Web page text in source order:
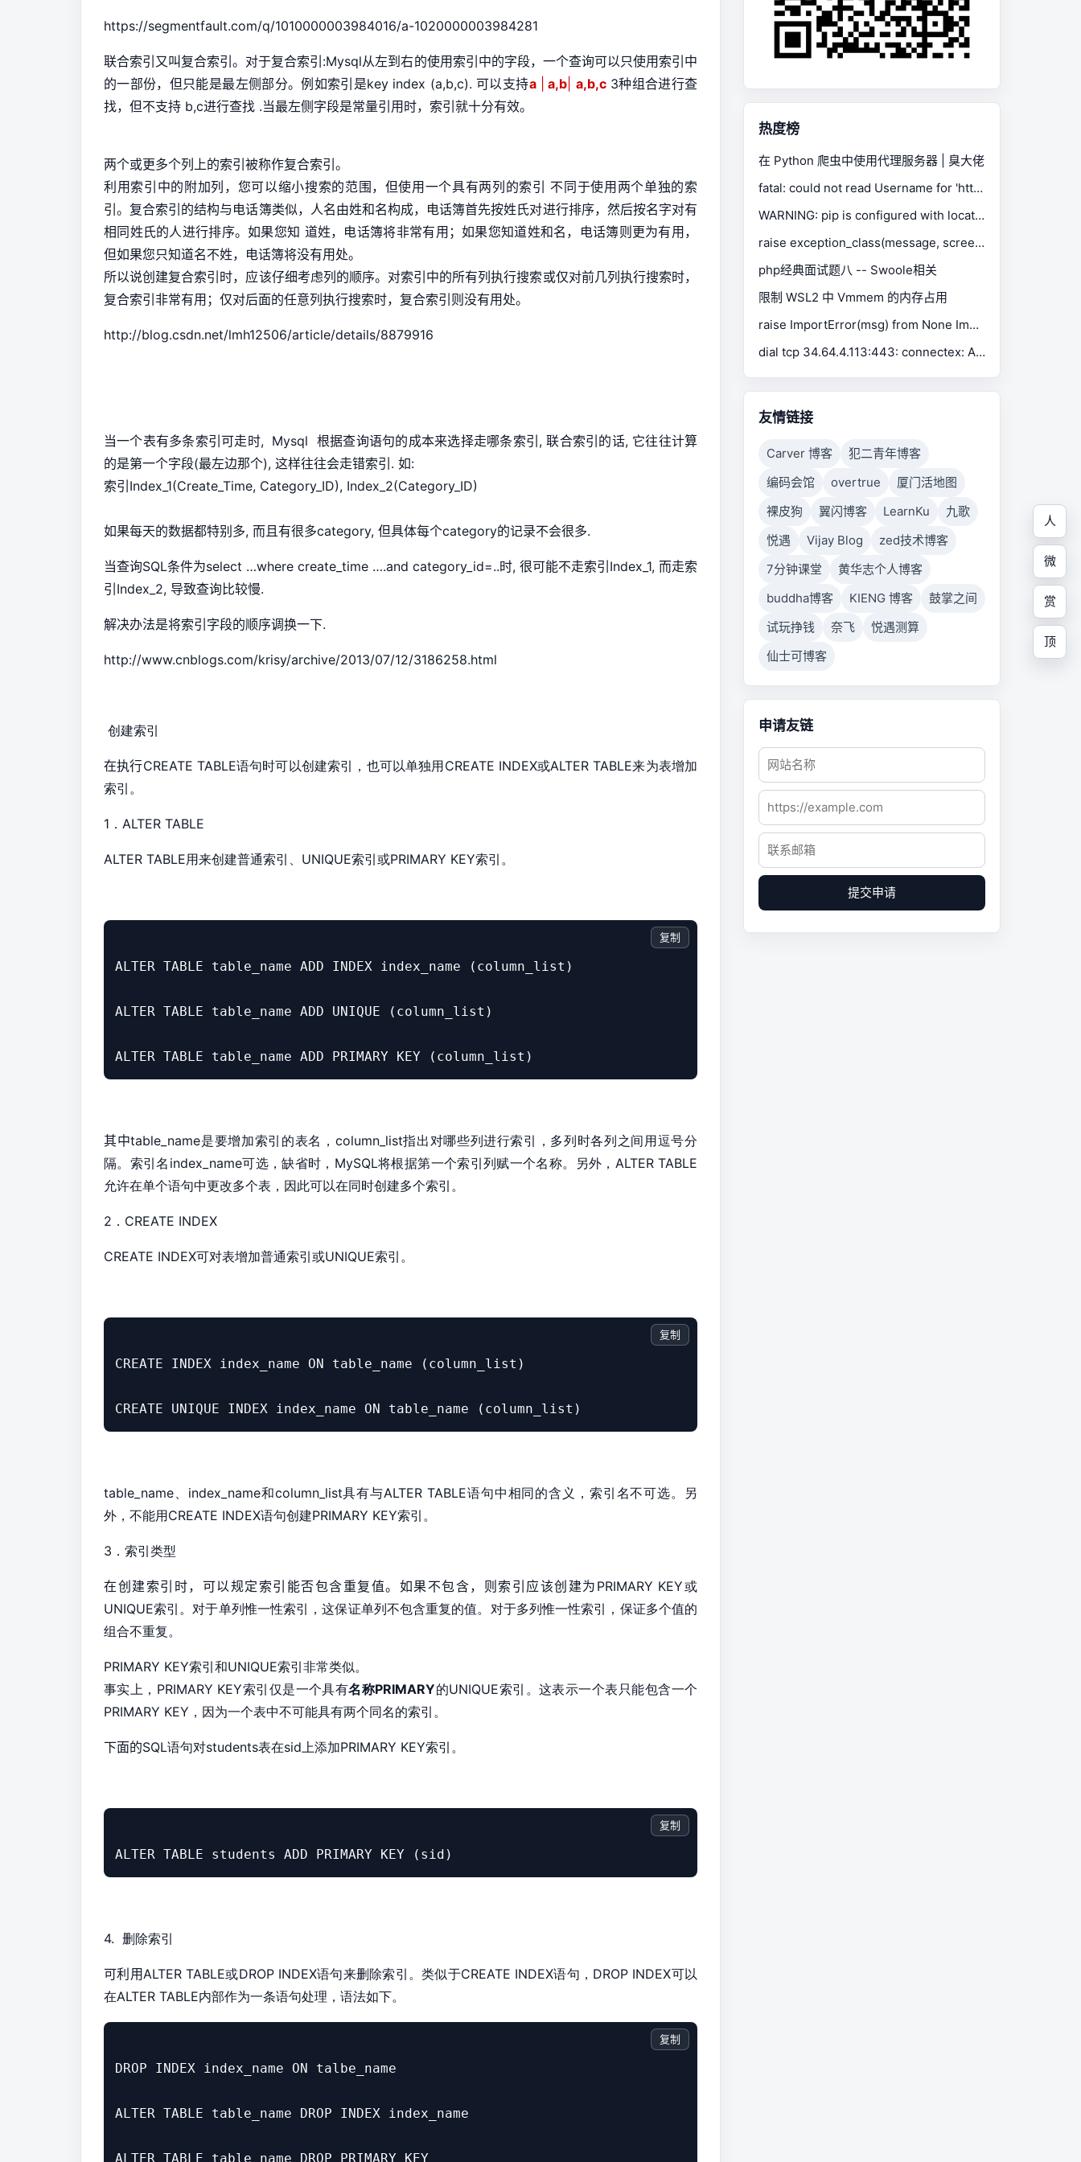
https://segmentfault.com/q/1010000003984016/a-1020000003984281
联合索引又叫复合索引。对于复合索引:Mysql从左到右的使用索引中的字段，一个查询可以只使用索引中
的一部份，但只能是最左侧部分。例如索引是key index (a,b,c). 可以支持a| a,b a,b,c3种组合进行查
找，但不支持 b,c进行查找 .当最左侧字段是常量引用时，索引就十分有效。
两个或更多个列上的索引被称作复合索引。
利用索引中的附加列，您可以缩小搜索的范围，但使用一个具有两列的索引 不同于使用两个单独的索
引。复合索引的结构与电话簿类似，人名由姓和名构成，电话簿首先按姓氏对进行排序，然后按名字对有
相同姓氏的人进行排序。如果您知 道姓，电话簿将非常有用；如果您知道姓和名，电话簿则更为有用，
但如果您只知道名不姓，电话簿将没有用处。
所以说创建复合索引时，应该仔细考虑列的顺序。对索引中的所有列执行搜索或仅对前几列执行搜索时，
复合索引非常有用；仅对后面的任意列执行搜索时，复合索引则没有用处。
http://blog.csdn.net/lmh12506/article/details/8879916
当一个表有多条索引可走时, Mysql 根据查询语句的成本来选择走哪条索引, 联合索引的话, 它往往计算
的是第一个字段(最左边那个), 这样往往会走错索引. 如:
索引Index_1(Create_Time, Category_ID), Index_2(Category_ID)
如果每天的数据都特别多, 而且有很多category, 但具体每个category的记录不会很多.
当查询SQL条件为select …where create_time ….and category_id=..时, 很可能不走索引Index_1, 而走索
引Index_2, 导致查询比较慢.
解决办法是将索引字段的顺序调换一下.
http://www.cnblogs.com/krisy/archive/2013/07/12/3186258.html
创建索引
在执行CREATE TABLE语句时可以创建索引，也可以单独用CREATE INDEX或ALTER TABLE来为表增加
索引。
1． ALTER TABLE
ALTER TABLE用来创建普通索引、 UNIQUE索引或PRIMARY KEY索引。
ALTER TABLE table_name ADD INDEX index_name (column_list)
ALTER TABLE table_name ADD UNIQUE (column_list)
ALTER TABLE table_name ADD PRIMARY KEY (column_list)
复制
其中table_name是要增加索引的表名， column_list指出对哪些列进行索引，多列时各列之间用逗号分
隔。索引名 index_name可选，缺省时， MySQL将根据第一个索引列赋一个名称。另外， ALTER TABLE
允许在单个语句中更改多个表，因此可以在同时创建多个索引。
2． CREATE INDEX
CREATE INDEX可对表增加普通索引或UNIQUE索引。
CREATE INDEX index_name ON table_name (column_list)
CREATE UNIQUE INDEX index_name ON table_name (column_list)
复制
table_name、 index_name和column_list具有与ALTER TABLE语句中相同的含义，索引名不可选。另
外，不能用CREATE INDEX语句创建PRIMARY KEY索引。
3．索引类型
在创建索引时，可以规定索引能否包含重复值。如果不包含，则索引应该创建为 PRIMARY KEY或
UNIQUE索引。对于单列惟一性索引，这保证单列不包含重复的值。对于多列惟一性索引，保证多个值的
组合不重复。
PRIMARY KEY索引和UNIQUE索引非常类似。
事实上， PRIMARY KEY索引仅是一个具有名称PRIMARY的UNIQUE索引。这表示一个表只能包含一个
PRIMARY KEY，因为一个表中不可能具有两个同名的索引。
下面的SQL语句对students表在sid上添加PRIMARY KEY索引。
ALTER TABLE students ADD PRIMARY KEY (sid)
复制
4. 删除索引
可利用ALTER TABLE或DROP INDEX语句来删除索引。类似于CREATE INDEX语句， DROP INDEX可以
在ALTER TABLE内部作为一条语句处理，语法如下。
DROP INDEX index_name ON talbe_name
ALTER TABLE table_name DROP INDEX index_name
ALTER TABLE table_name DROP PRIMARY KEY
复制
热度榜
在 Python 爬虫中使用代理服务器 | 臭大佬
fatal: could not read Username for 'https://gitee.com': No such device or address
WARNING: pip is configured with locations that require TLS/SSL, however the ssl module in Python is not available.
raise exception_class(message, screen, stacktrace) selenium.common.exceptions.SessionNotCreatedException
php经典面试题八 -- Swoole相关
限制 WSL2 中 Vmmem 的内存占用
raise ImportError(msg) from None ImportError: Missing optional dependency 'xlrd'. Install xlrd >= 1.0.0 for Excel support Use pip or conda to install xlrd.
dial tcp 34.64.4.113:443: connectex: A connection attempt failed because the connected party did not properly respond after a period of time, or established connection failed because connected host has failed to respond.
友情链接
Carver 博客
犯二青年博客
编码会馆
overtrue
厦门活地图
裸皮狗
翼闪博客 LearnKu
九歌
悦遇
Vijay Blog
zed技术博客
7分钟课堂
黄华志个人博客
buddha博客
KIENG 博客
鼓掌之间
试玩挣钱
奈飞
悦遇测算
仙士可博客
申请友链
提交申请
人
微
赏
顶